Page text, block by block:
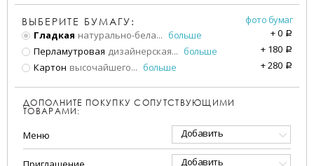
ВЫБЕРИТЕ БУМАГУ:
фото бумаг
Гладкая натурально-бела... больше +0 a
Перламутровая дизайнерская... больше + 180 a
Картон высочайшего... больше +280 a
ДОПОЛНИТЕ ПОКУПКУ СОПУТСТВУЮЩИМИ
ТОВАРАМИ:
Меню Добавить
Добавить